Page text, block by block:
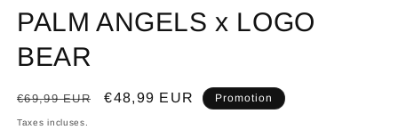
PALM ANGELS x LOGO
BEAR
Prix
habituel
€69,99 EUR
Prix
€48,99 EUR Promotion
Taxes incluses.